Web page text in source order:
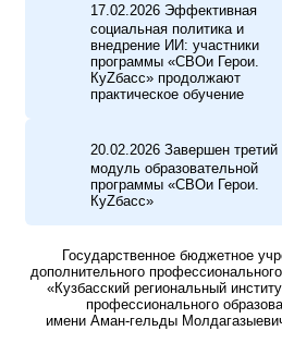
17.02.2026 Эффективная
социальная политика и
внедрение ИИ: участники
программы «СВОи Герои.
КуZбасс» продолжают
практическое обучение
20.02.2026 Завершен третий
модуль образовательной
программы «СВОи Герои.
КуZбасс»
Государственное бюджетное
дополнительного
«Кузбасский региональный
профессионального
имени Аман-гельды